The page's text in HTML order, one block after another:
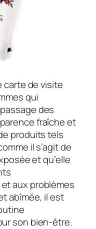
carte de visite
qui
des
fraîche et
produits tels
il s’agit de
et qu’elle
aux problèmes
abîmée, il est
son bien-être.